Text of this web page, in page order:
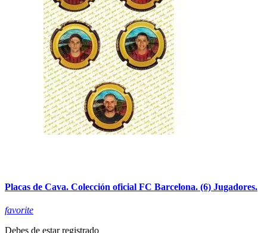
Placas de Cava. Colección oficial FC Barcelona. (6) Jugadores.
favorite
Debes de estar registrado